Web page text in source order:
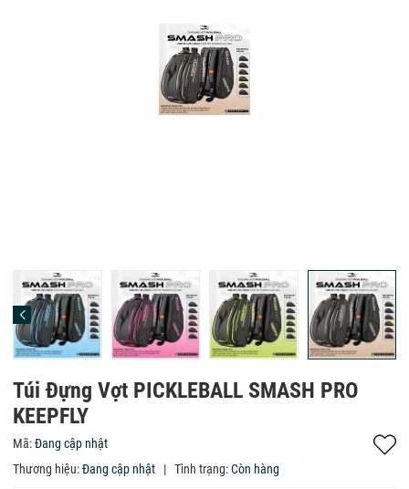
Túi Đựng Vợt PICKLEBALL SMASH PRO
KEEPFLY
Mã:Đang cập nhật
Thương hiệu:Đang cập nhật | Tình trạng:Còn hàng